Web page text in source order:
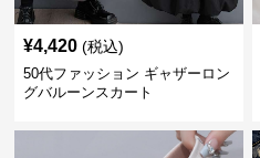
¥4,420 (税込)
50代ファッション ギャザーロン
グバルーンスカート